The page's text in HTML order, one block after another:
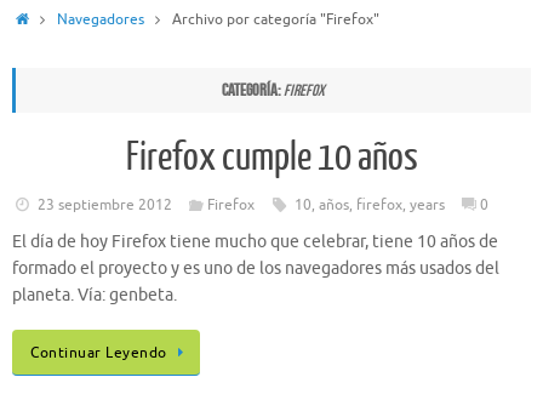
InicioNavegadores Archivo por categoría "Firefox"
Categoría:Firefox
Firefox cumple 10 años
23 septiembre 2012 Firefox 10, años, firefox, years 0
El día de hoy Firefox tiene mucho que celebrar, tiene 10 años de
formado el proyecto y es uno de los navegadores más usados del
planeta. Vía: genbeta.
Continuar Leyendo